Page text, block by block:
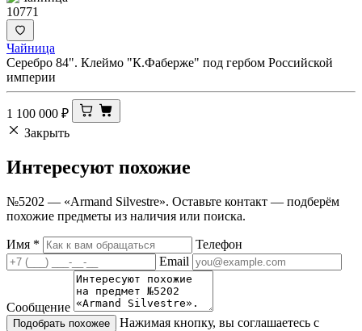
10771
Чайница
Серебро 84". Клеймо "К.Фаберже" под гербом Российской
империи
1 100 000 ₽
Закрыть
Интересуют похожие
№5202 — «Armand Silvestre». Оставьте контакт — подберём
похожие предметы из наличия или поиска.
Имя *
Телефон
Email
Сообщение
Подобрать похожее
Нажимая кнопку, вы соглашаетесь с